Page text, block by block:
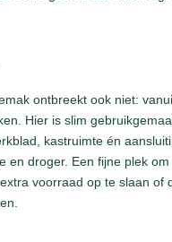
ontbreekt ook niet:
Hier is slim
kastruimte én
en droger. Een fijne plek
voorraad op te slaan of